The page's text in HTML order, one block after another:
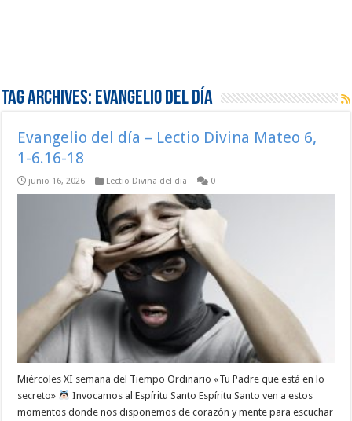
Tag Archives: Evangelio del día
Evangelio del día – Lectio Divina Mateo 6,
1-6.16-18
junio 16, 2026 Lectio Divina del día 0
Miércoles XI semana del Tiempo Ordinario «Tu Padre que está en lo
secreto»
Invocamos al Espíritu Santo Espíritu Santo ven a estos
momentos donde nos disponemos de corazón y mente para escuchar